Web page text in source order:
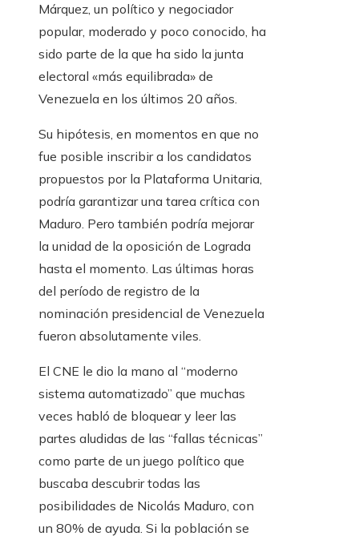
Márquez, un político y negociador
popular, moderado y poco conocido, ha
sido parte de la que ha sido la junta
electoral «más equilibrada» de
Venezuela en los últimos 20 años.
Su hipótesis, en momentos en que no
fue posible inscribir a los candidatos
propuestos por la Plataforma Unitaria,
podría garantizar una tarea crítica con
Maduro. Pero también podría mejorar
la unidad de la oposición de Lograda
hasta el momento. Las últimas horas
del período de registro de la
nominación presidencial de Venezuela
fueron absolutamente viles.
El CNE le dio la mano al “moderno
sistema automatizado” que muchas
veces habló de bloquear y leer las
partes aludidas de las “fallas técnicas”
como parte de un juego político que
buscaba descubrir todas las
posibilidades de Nicolás Maduro, con
un 80% de ayuda. Si la población se